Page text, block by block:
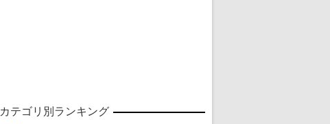
カテゴリ別ランキング